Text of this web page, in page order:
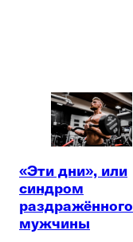
«Эти дни», или
синдром
раздражённого
мужчины